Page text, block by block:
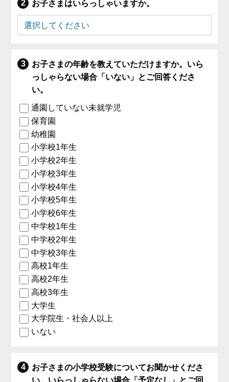
お子さまはいらっしゃいますか。
お子さまの年齢を教えていただけますか。いら
っしゃらない場合「いない」とご回答くださ
い。
通園していない未就学児
保育園
幼稚園
小学校1年生
小学校2年生
小学校3年生
小学校4年生
小学校5年生
小学校6年生
中学校1年生
中学校2年生
中学校3年生
高校1年生
高校2年生
高校3年生
大学生
大学院生・社会人以上
いない
お子さまの小学校受験についてお聞かせくださ
い。いらっしゃらない場合「予定なし」とご回